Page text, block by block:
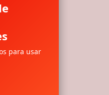
para usar